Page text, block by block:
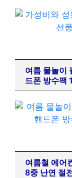
여름 물놀이
드폰 방수팩
여름철 에어
8중 난연 절